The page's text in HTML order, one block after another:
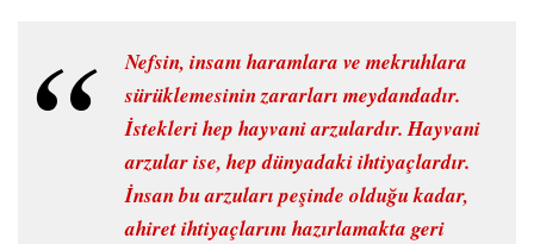
Nefsin, insanı haramlara ve mekruhlara
sürüklemesinin zararları meydandadır.
İstekleri hep hayvani arzulardır. Hayvani
arzular ise, hep dünyadaki ihtiyaçlardır.
İnsan bu arzuları peşinde olduğu kadar,
ahiret ihtiyaçlarını hazırlamakta geri